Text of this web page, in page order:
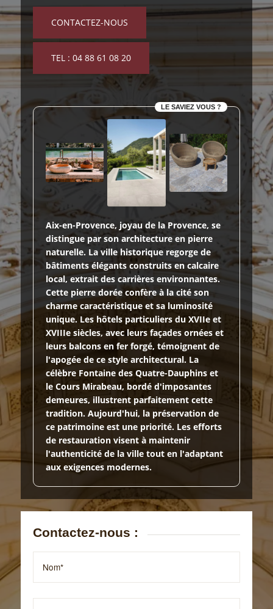
CONTACTEZ-NOUS
TEL : 04 88 61 08 20
LE SAVIEZ VOUS ?
Aix-en-Provence, joyau de la Provence, se
distingue par son architecture en pierre
naturelle. La ville historique regorge de
bâtiments élégants construits en calcaire
local, extrait des carrières environnantes.
Cette pierre dorée confère à la cité son
charme caractéristique et sa luminosité
unique. Les hôtels particuliers du XVIIe et
XVIIIe siècles, avec leurs façades ornées et
leurs balcons en fer forgé, témoignent de
l'apogée de ce style architectural. La
célèbre Fontaine des Quatre-Dauphins et
le Cours Mirabeau, bordé d'imposantes
demeures, illustrent parfaitement cette
tradition. Aujourd'hui, la préservation de
ce patrimoine est une priorité. Les efforts
de restauration visent à maintenir
l'authenticité de la ville tout en l'adaptant
aux exigences modernes.
Contactez-nous :